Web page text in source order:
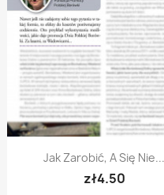
Quick view
Jak Zarobić, A Się Nie...
zł4.50